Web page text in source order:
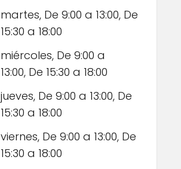
martes, De 9:00 a 13:00, De
15:30 a 18:00
miércoles, De 9:00 a
13:00, De 15:30 a 18:00
jueves, De 9:00 a 13:00, De
15:30 a 18:00
viernes, De 9:00 a 13:00, De
15:30 a 18:00